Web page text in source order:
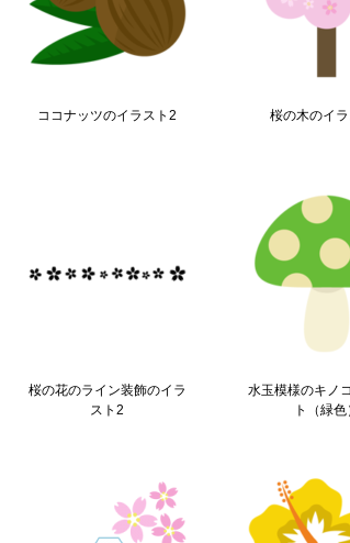
ココナッツのイラスト2 桜の木のイ
桜の花のライン装飾のイラ
スト2
水玉模様のキノ
ト（緑色